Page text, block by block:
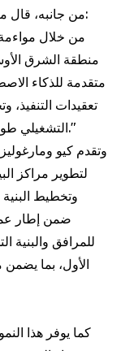
من جانبه، قال ماثيو هولزلي من مارغوليز هولزلي أركيتكتشر:
منطقة الشرق
متقدمة للذكاء
تعقيدات التنفيذ،
التشغيلي طويل الأمد للمشاريع الأكثر طموحاً في المنطقة."
وتقدم كيو
لتطوير مراكز
وتخطيط البنية
ضمن إطار
للمرافق والبنية
الأول، بما
كما يوفر هذا